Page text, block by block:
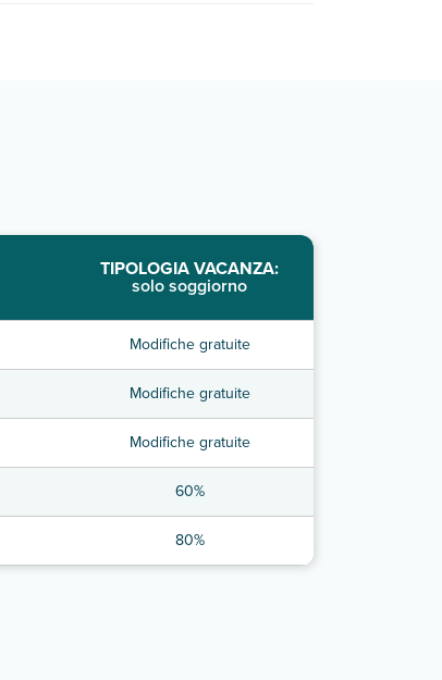
TIPOLOGIA VACANZA:
solo soggiorno
Modifiche gratuite
Modifiche gratuite
Modifiche gratuite
60%
80%